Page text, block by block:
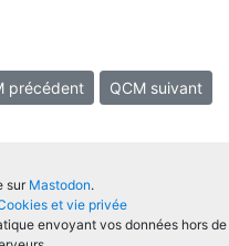
précédent QCM suivant
sur Mastodon.
et vie privée
envoyant vos données hors de